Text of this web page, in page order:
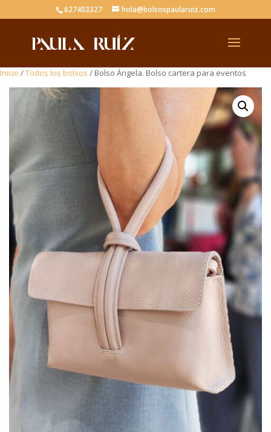
627403327 hola@bolsospaularuiz.com
Inicio /Todos los bolsos / Bolso Ángela. Bolso cartera para eventos